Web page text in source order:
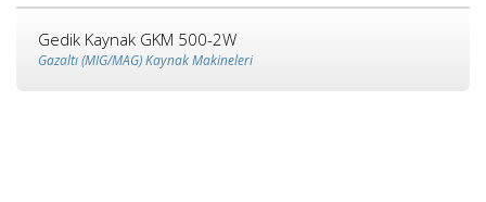
Gedik Kaynak GKM 500-2W
Gazaltı (MIG/MAG) Kaynak Makineleri